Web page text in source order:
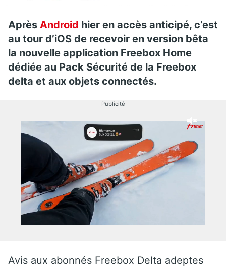
Après Android hier en accès anticipé, c’est
au tour d’iOS de recevoir en version bêta
la nouvelle application Freebox Home
dédiée au Pack Sécurité de la Freebox
delta et aux objets connectés.
Publicité
Avis aux abonnés Freebox Delta adeptes